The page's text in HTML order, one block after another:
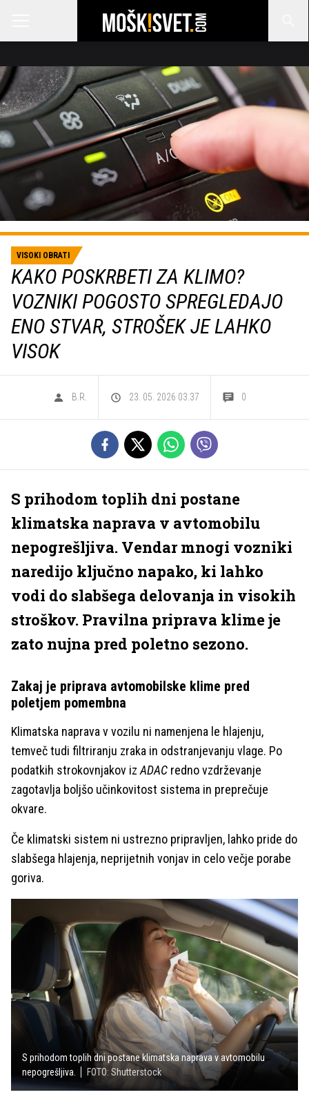
VISOKI OBRATI
KAKO POSKRBETI ZA KLIMO?
VOZNIKI POGOSTO SPREGLEDAJO
ENO STVAR, STROŠEK JE LAHKO
VISOK
B.R. 23. 05. 2026 03.37 0
S prihodom toplih dni postane
klimatska naprava v avtomobilu
nepogrešljiva. Vendar mnogi vozniki
naredijo ključno napako, ki lahko
vodi do slabšega delovanja in visokih
stroškov. Pravilna priprava klime je
zato nujna pred poletno sezono.
Zakaj je priprava avtomobilske klime pred
poletjem pomembna
Klimatska naprava v vozilu ni namenjena le hlajenju,
temveč tudi filtriranju zraka in odstranjevanju vlage. Po
podatkih strokovnjakov iz ADAC redno vzdrževanje
zagotavlja boljšo učinkovitost sistema in preprečuje
okvare.
Če klimatski sistem ni ustrezno pripravljen, lahko pride do
slabšega hlajenja, neprijetnih vonjav in celo večje porabe
goriva.
S prihodom toplih dni postane klimatska naprava v avtomobilu
nepogrešljiva.
FOTO: Shutterstock